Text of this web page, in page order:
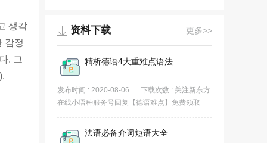
생각
감정
. 그
资料下载 更多>>
精析德语4大重难点语法
发布时间 : 2020-08-06
下载次数 : 关注新东方
在线小语种服务号回复【德语难点】免费领取
法语必备介词短语大全